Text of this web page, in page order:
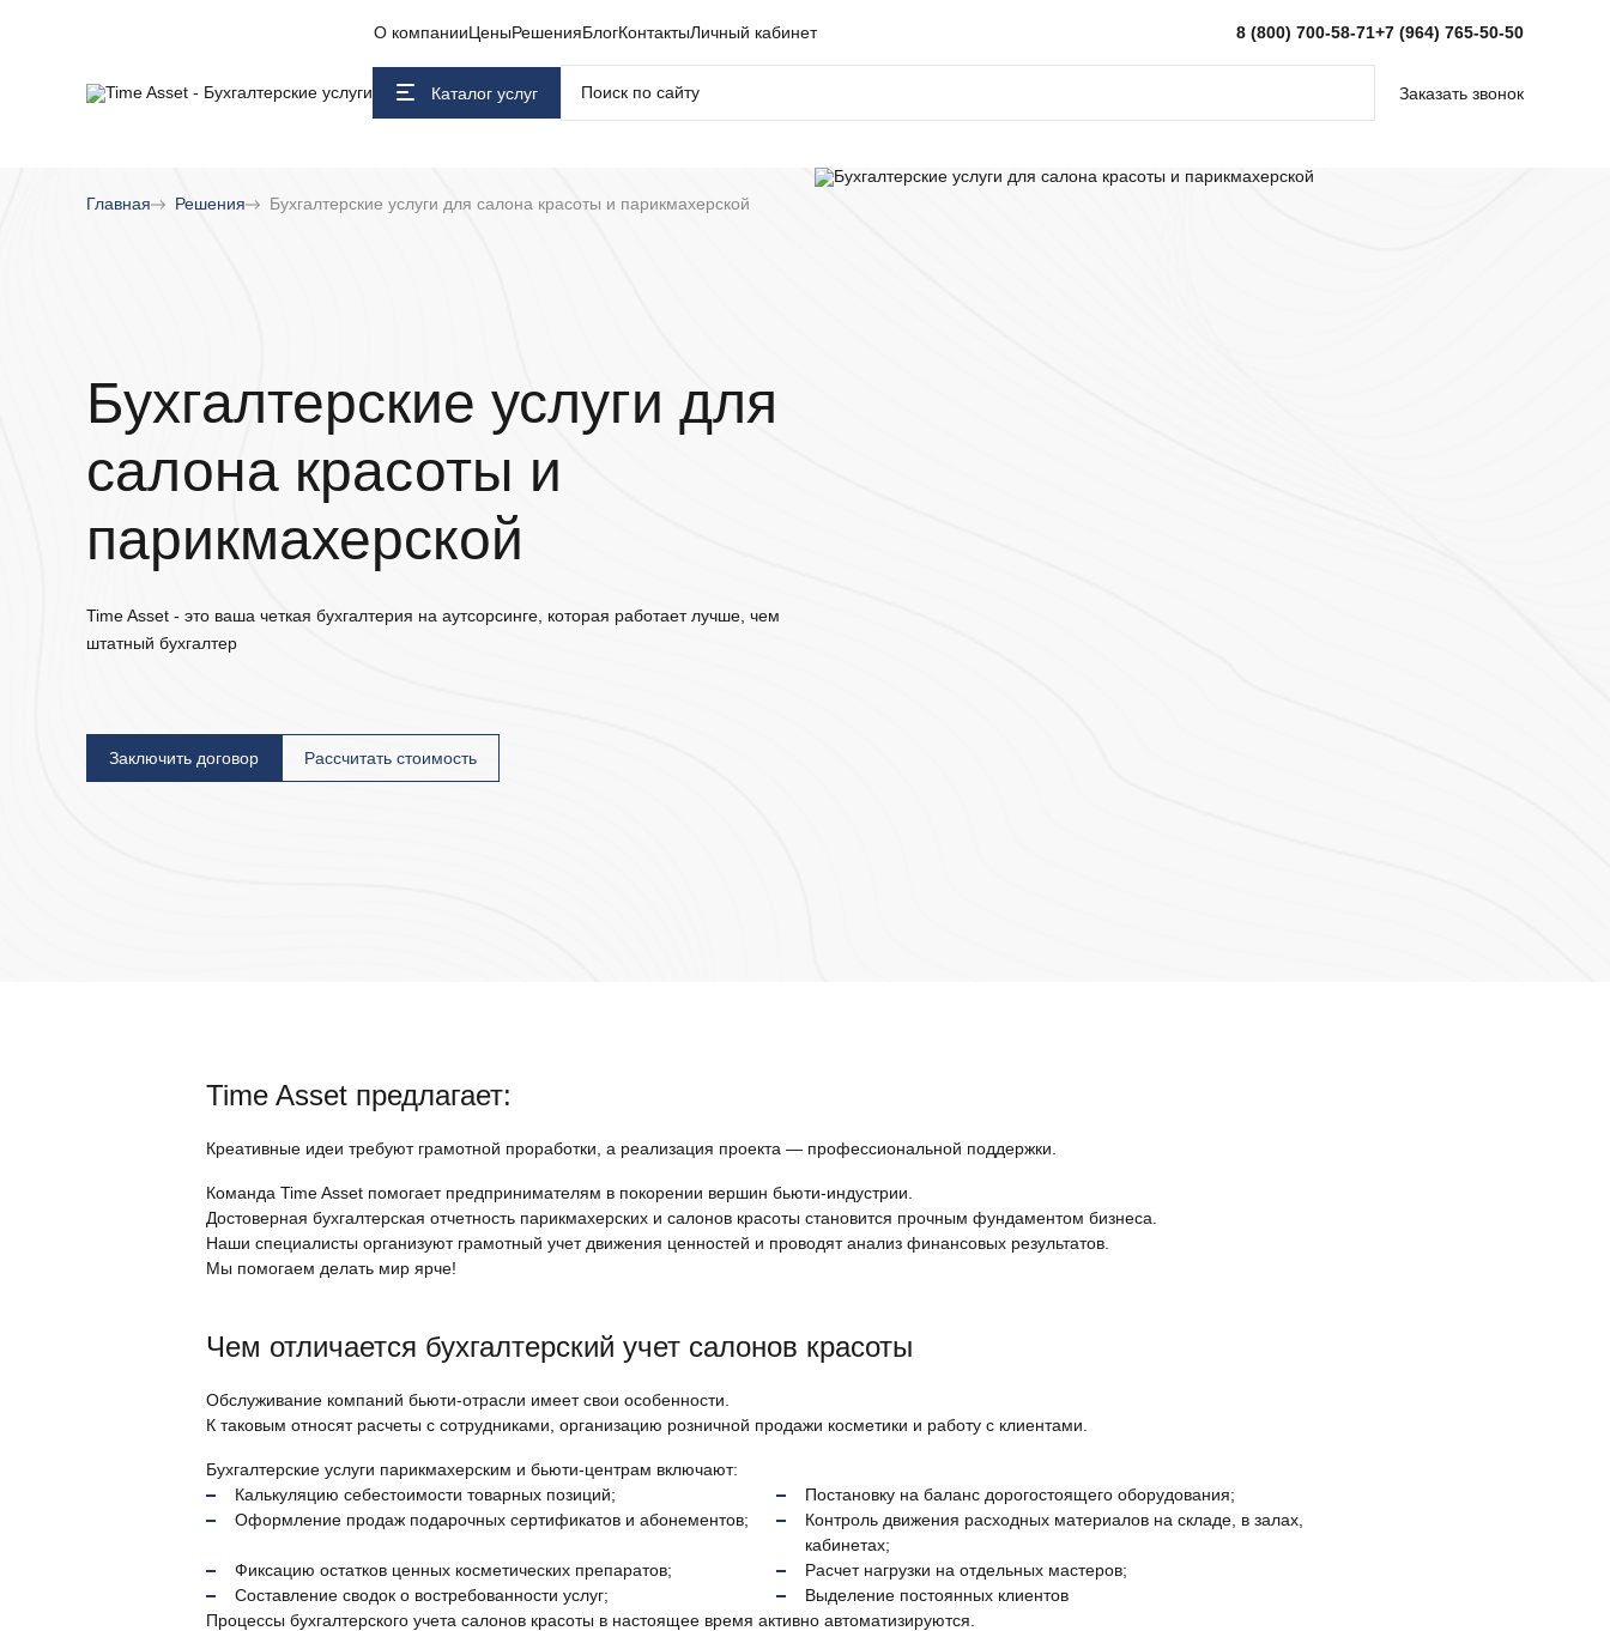
О компанииЦеныРешенияБлогКонтактыЛичный кабинет 8 (800) 700-58-71+7 (964) 765-50-50
Каталог услуг Заказать звонок
Главная Решения Бухгалтерские услуги для салона красоты и парикмахерской
Бухгалтерские услуги для
салона красоты и
парикмахерской
Time Asset - это ваша четкая бухгалтерия на аутсорсинге, которая работает лучше, чем
штатный бухгалтер
Заключить договор Расcчитать стоимость
Time Asset предлагает:
Креативные идеи требуют грамотной проработки, а реализация проекта — профессиональной поддержки.
Команда Time Asset помогает предпринимателям в покорении вершин бьюти-индустрии.
Достоверная бухгалтерская отчетность парикмахерских и салонов красоты становится прочным фундаментом бизнеса.
Наши специалисты организуют грамотный учет движения ценностей и проводят анализ финансовых результатов.
Мы помогаем делать мир ярче!
Чем отличается бухгалтерский учет салонов красоты
Обслуживание компаний бьюти-отрасли имеет свои особенности.
К таковым относят расчеты с сотрудниками, организацию розничной продажи косметики и работу с клиентами.
Бухгалтерские услуги парикмахерским и бьюти-центрам включают:
Калькуляцию себестоимости товарных позиций;
Постановку на баланс дорогостоящего оборудования;
Оформление продаж подарочных сертификатов и абонементов;
Контроль движения расходных материалов на складе, в залах,
кабинетах;
Фиксацию остатков ценных косметических препаратов;
Расчет нагрузки на отдельных мастеров;
Составление сводок о востребованности услуг;
Выделение постоянных клиентов
Процессы бухгалтерского учета салонов красоты в настоящее время активно автоматизируются.